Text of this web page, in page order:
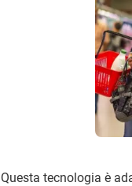
Questa tecnologia è